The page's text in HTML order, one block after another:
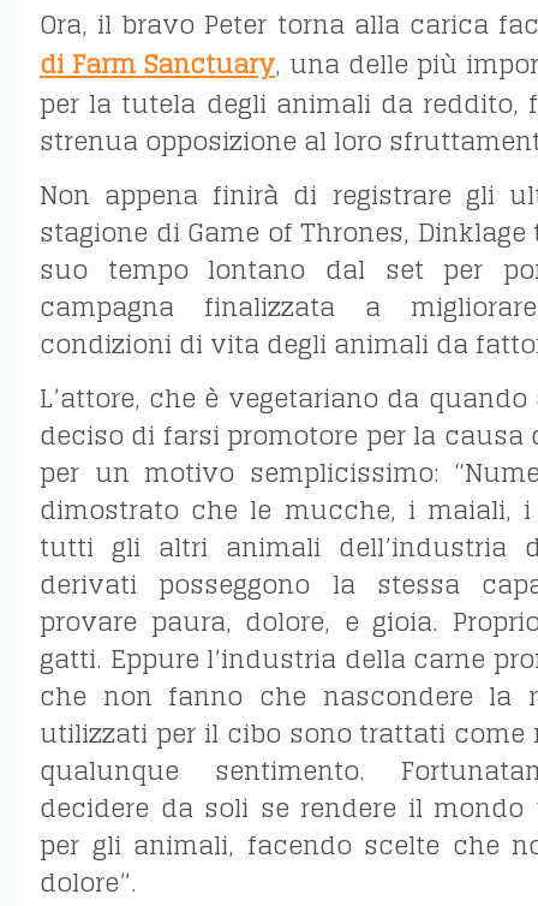
Ora, il bravo Peter torna alla carica
di Farm Sanctuary, una delle più
per la tutela degli animali da reddito,
strenua opposizione al loro
Non appena finirà di registrare gli
stagione di Game of Thrones,
suo tempo lontano dal set per
campagna finalizzata a
condizioni di vita degli animali da
L’attore, che è vegetariano da
deciso di farsi promotore per la causa
per un motivo semplicissimo:
dimostrato che le mucche, i maiali,
tutti gli altri animali dell’industria
derivati posseggono la stessa
provare paura, dolore, e gioia.
gatti. Eppure l’industria della carne
che non fanno che nascondere la
utilizzati per il cibo sono trattati
qualunque sentimento.
decidere da soli se rendere il
per gli animali, facendo scelte che
dolore”.